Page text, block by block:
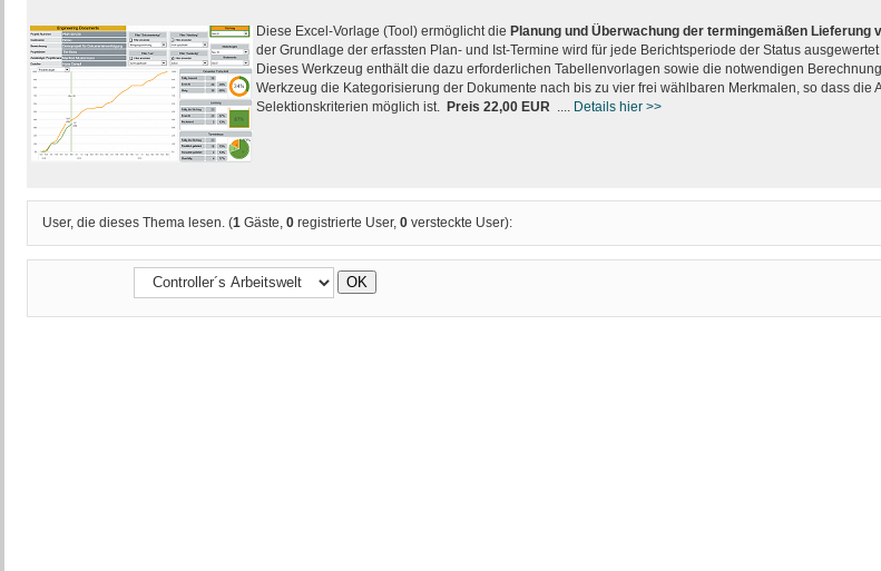
Diese Excel-Vorlage (Tool) ermöglicht die Planung und Überwachung der termingemäßen Lieferung
der Grundlage der erfassten Plan- und Ist-Termine wird für jede Berichtsperiode der Status
Dieses Werkzeug enthält die dazu erforderlichen Tabellenvorlagen sowie die notwendigen
Werkzeug die Kategorisierung der Dokumente nach bis zu vier frei wählbaren Merkmalen, so dass die
Selektionskriterien möglich ist. Preis 22,00 EUR Details hier >>
User, die dieses Thema lesen. (1 Gäste, 0registrierte User, 0versteckte User):